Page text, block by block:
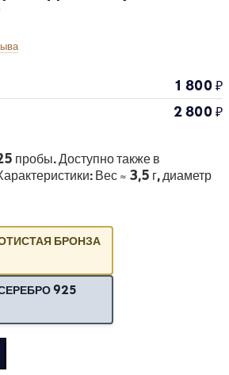
1 800₽
2 800₽
пробы. Доступно также в
Вес ≈ 3,5 г, диаметр
БРОНЗА
925